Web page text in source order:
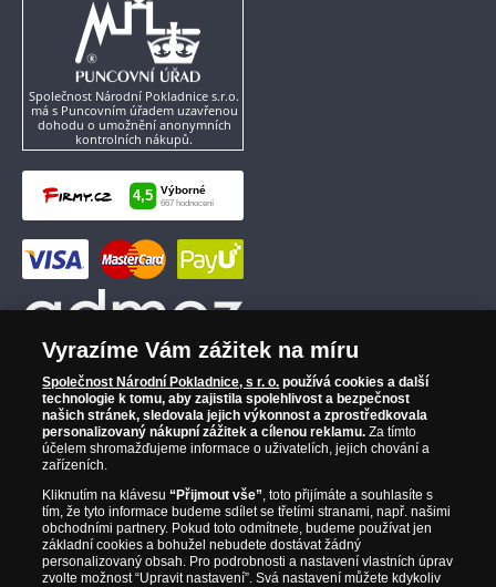
Společnost Národní Pokladnice s.r.o.
má s Puncovním úřadem uzavřenou
dohodu o umožnění anonymních
kontrolních nákupů.
Vyrazíme Vám zážitek na míru
Společnost Národní Pokladnice, s r. o. používá cookies a další
technologie k tomu, aby zajistila spolehlivost a bezpečnost
našich stránek, sledovala jejich výkonnost a zprostředkovala
personalizovaný nákupní zážitek a cílenou reklamu. Za tímto
účelem shromažďujeme informace o uživatelích, jejich chování a
zařízeních.
Kliknutím na klávesu“Přijmout vše”, toto přijímáte a souhlasíte s
tím, že tyto informace budeme sdílet se třetími stranami, např. našimi
obchodními partnery. Pokud toto odmítnete, budeme používat jen
základní cookies a bohužel nebudete dostávat žádný
personalizovaný obsah. Pro podrobnosti a nastavení vlastních úprav
zvolte možnost “Upravit nastavení”. Svá nastavení můžete kdykoliv